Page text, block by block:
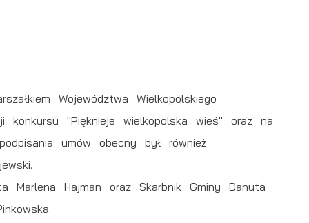
Województwa Wielkopolskiego
konkursu "Pięknieje wielkopolska wieś" oraz na
umów obecny był również
Marlena Hajman oraz Skarbnik Gminy Danuta